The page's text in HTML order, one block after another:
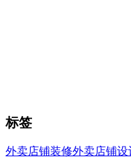
标签
外卖店铺装修外卖店铺设